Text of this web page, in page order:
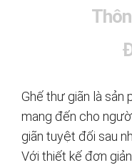
Ghế thư giãn là
mang đến cho
giãn tuyệt đối sau
Với thiết kế đơn